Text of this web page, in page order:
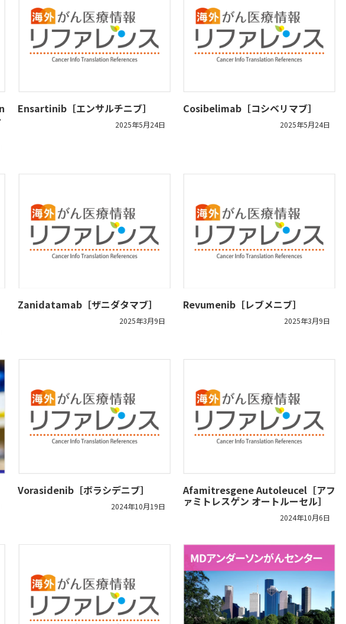
Ensartinib［エンサルチニブ］
2025年5月24日
Cosibelimab［コシベリマブ］
2025年5月24日
Zanidatamab［ザニダタマブ］
2025年3月9日
Revumenib［レブメニブ］
2025年3月9日
Vorasidenib［ボラシデニブ］
2024年10月19日
Afamitresgene Autoleucel［アフ
ァミトレスゲン オートルーセル］
2024年10月6日